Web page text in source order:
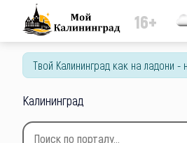
16+
Твой Калининград как на ладони -
Калининград